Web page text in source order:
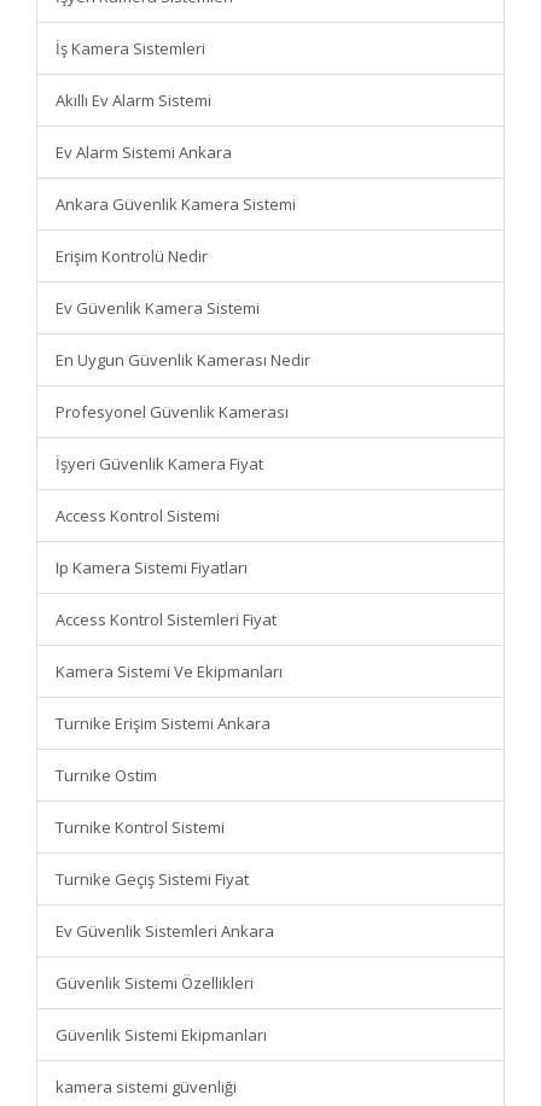
İş Kamera Sistemleri
Akıllı Ev Alarm Sistemi
Ev Alarm Sistemi Ankara
Ankara Güvenlik Kamera Sistemi
Erişim Kontrolü Nedir
Ev Güvenlik Kamera Sistemi
En Uygun Güvenlik Kamerası Nedir
Profesyonel Güvenlik Kamerası
İşyeri Güvenlik Kamera Fiyat
Access Kontrol Sistemi
Ip Kamera Sistemi Fiyatları
Access Kontrol Sistemleri Fiyat
Kamera Sistemi Ve Ekipmanları
Turnike Erişim Sistemi Ankara
Turnike Ostim
Turnike Kontrol Sistemi
Turnike Geçiş Sistemi Fiyat
Ev Güvenlik Sistemleri Ankara
Güvenlik Sistemi Özellikleri
Güvenlik Sistemi Ekipmanları
kamera sistemi güvenliği